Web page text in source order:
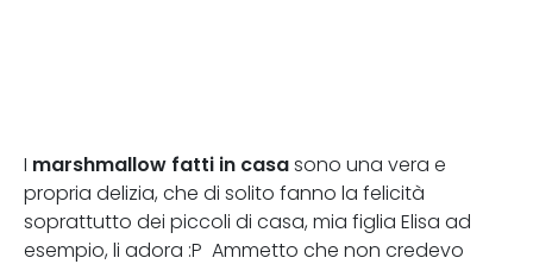
I marshmallow fatti in casa sono una vera e
propria delizia, che di solito fanno la felicità
soprattutto dei piccoli di casa, mia figlia Elisa ad
esempio, li adora :P Ammetto che non credevo